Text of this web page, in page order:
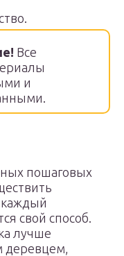
Все
и
пошаговых
свой способ.
лучше
деревцем,